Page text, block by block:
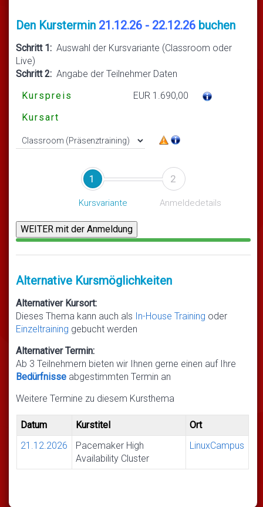
Den Kurstermin 21.12.26 - 22.12.26 buchen
Schritt 1: Auswahl der Kursvariante (Classroom oder
Live)
Schritt 2: Angabe der Teilnehmer Daten
Kurspreis
EUR 1.690,00
Kursart
1
Kursvariante
2
Anmeldedetails
Alternative Kursmöglichkeiten
Alternativer Kursort:
Dieses Thema kann auch als In-House Training oder
Einzeltraining gebucht werden
Alternativer Termin:
Ab 3 Teilnehmern bieten wir Ihnen gerne einen auf Ihre
Bedürfnisse abgestimmten Termin an
Weitere Termine zu diesem Kursthema
Datum Kurstitel
Ort
21.12.2026
Pacemaker High
Availability Cluster
LinuxCampus